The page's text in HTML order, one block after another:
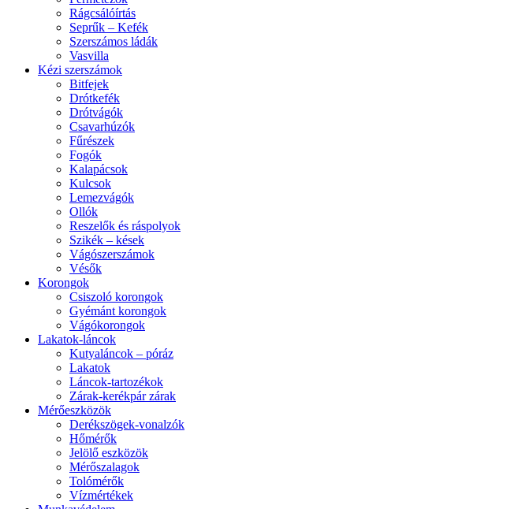
Rágcsálóírtás
Seprűk – Kefék
Szerszámos ládák
Vasvilla
Kézi szerszámok
Bitfejek
Drótkefék
Drótvágók
Csavarhúzók
Fűrészek
Fogók
Kalapácsok
Kulcsok
Lemezvágók
Ollók
Reszelők és ráspolyok
Szikék – kések
Vágószerszámok
Vésők
Korongok
Csiszoló korongok
Gyémánt korongok
Vágókorongok
Lakatok-láncok
Kutyaláncok – póráz
Lakatok
Láncok-tartozékok
Zárak-kerékpár zárak
Mérőeszközök
Derékszögek-vonalzók
Hőmérők
Jelölő eszközök
Mérőszalagok
Tolómérők
Vízmértékek